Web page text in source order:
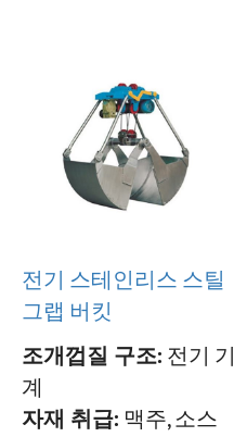
전기 스테인리스 스틸
그랩 버킷
조개껍질 구조:전기 기
계
자재 취급: 맥주, 소스